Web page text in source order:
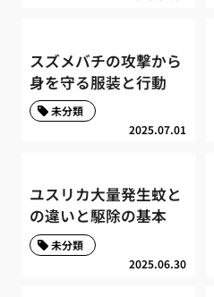
スズメバチの攻撃から
身を守る服装と行動
2025.07.01
未分類
ユスリカ大量発生蚊と
の違いと駆除の基本
2025.06.30
未分類